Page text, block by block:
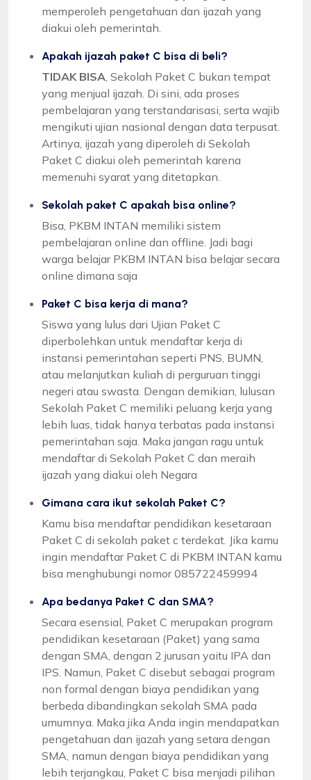
memperoleh pengetahuan dan ijazah yang
diakui oleh pemerintah.
Apakah ijazah paket C bisa di beli?
TIDAK BISA , Sekolah Paket C bukan tempat
yang menjual ijazah. Di sini, ada proses
pembelajaran yang terstandarisasi, serta wajib
mengikuti ujian nasional dengan data terpusat.
Artinya, ijazah yang diperoleh di Sekolah
Paket C diakui oleh pemerintah karena
memenuhi syarat yang ditetapkan.
Sekolah paket C apakah bisa online?
Bisa, PKBM INTAN memiliki sistem
pembelajaran online dan offline. Jadi bagi
warga belajar PKBM INTAN bisa belajar secara
online dimana saja
Paket C bisa kerja di mana?
Siswa yang lulus dari Ujian Paket C
diperbolehkan untuk mendaftar kerja di
instansi pemerintahan seperti PNS, BUMN,
atau melanjutkan kuliah di perguruan tinggi
negeri atau swasta. Dengan demikian, lulusan
Sekolah Paket C memiliki peluang kerja yang
lebih luas, tidak hanya terbatas pada instansi
pemerintahan saja. Maka jangan ragu untuk
mendaftar di Sekolah Paket C dan meraih
ijazah yang diakui oleh Negara
Gimana cara ikut sekolah Paket C?
Kamu bisa mendaftar pendidikan kesetaraan
Paket C di sekolah paket c terdekat. Jika kamu
ingin mendaftar Paket C di PKBM INTAN kamu
bisa menghubungi nomor 085722459994
Apa bedanya Paket C dan SMA?
Secara esensial, Paket C merupakan program
pendidikan kesetaraan (Paket) yang sama
dengan SMA, dengan 2 jurusan yaitu IPA dan
IPS. Namun, Paket C disebut sebagai program
non formal dengan biaya pendidikan yang
berbeda dibandingkan sekolah SMA pada
umumnya. Maka jika Anda ingin mendapatkan
pengetahuan dan ijazah yang setara dengan
SMA, namun dengan biaya pendidikan yang
lebih terjangkau, Paket C bisa menjadi pilihan